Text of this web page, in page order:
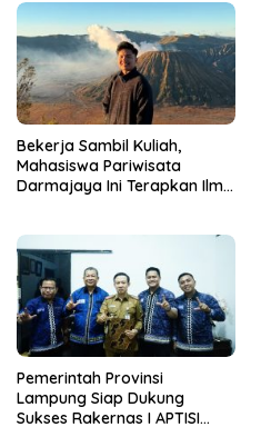
Bekerja Sambil Kuliah,
Mahasiswa Pariwisata
Darmajaya Ini Terapkan Ilmu
Pemerintah Provinsi
Lampung Siap Dukung
Sukses Rakernas I APTISI